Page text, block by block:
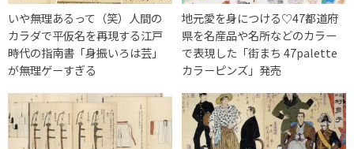
いや無理あるって（笑）人間の
カラダで平仮名を再現する江戸
時代の指南書「身振いろは芸」
が無理ゲーすぎる
地元愛を身につける♡47都道府
県を名産品や名所などのカラー
で表現した「街まち 47palette
カラーピンズ」発売